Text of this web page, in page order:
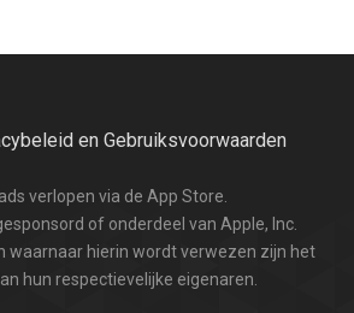
en Gebruiksvoorwaarden
verlopen via de App Store.
of onderdeel van Apple, Inc.
waarnaar hierin wordt verwezen zijn het
hun respectievelijke eigenaren.